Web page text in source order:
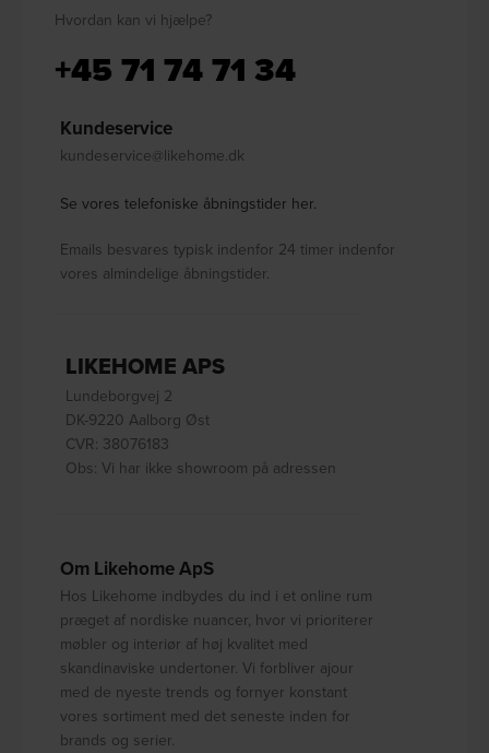
Hvordan kan vi hjælpe?
+45 71 74 71 34
Kundeservice
kundeservice@likehome.dk
Se vores telefoniske åbningstider her.
Emails besvares typisk indenfor 24 timer indenfor
vores almindelige åbningstider.
LIKEHOME APS
Lundeborgvej 2
DK-9220 Aalborg Øst
CVR: 38076183
Obs: Vi har ikke showroom på adressen
Om Likehome ApS
Hos Likehome indbydes du ind i et online rum
præget af nordiske nuancer, hvor vi prioriterer
møbler og interiør af høj kvalitet med
skandinaviske undertoner. Vi forbliver ajour
med de nyeste trends og fornyer konstant
vores sortiment med det seneste inden for
brands og serier.